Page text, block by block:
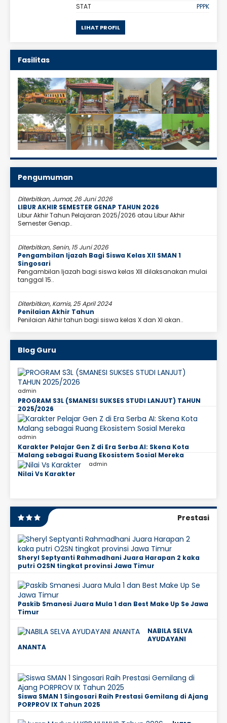
STAT
PPPK
LIHAT PROFIL
Fasilitas
Pengumuman
Diterbitkan, Jumat, 26 Juni 2026
LIBUR AKHIR SEMESTER GENAP TAHUN 2026
Libur Akhir Tahun Pelajaran 2025/2026 atau Libur Akhir
Semester Genap..
Diterbitkan, Senin, 15 Juni 2026
Pengambilan Ijazah Bagi Siswa Kelas XII SMAN 1
Singosari
Pengambilan Ijazah bagi siswa kelas XII dilaksanakan mulai
tanggal 15..
Diterbitkan, Kamis, 25 April 2024
Penilaian Akhir Tahun
Penilaian Akhir tahun bagi siswa kelas X dan XI akan..
Blog Guru
admin
PROGRAM S3L (SMANESI SUKSES STUDI LANJUT) TAHUN
2025/2026
admin
Karakter Pelajar Gen Z di Era Serba AI: Skena Kota
Malang sebagai Ruang Ekosistem Sosial Mereka
admin
Nilai Vs Karakter
Prestasi
Sheryl Septyanti Rahmadhani Juara Harapan 2 kaka
putri O2SN tingkat provinsi Jawa Timur
Paskib Smanesi Juara Mula 1 dan Best Make Up Se Jawa
Timur
NABILA SELVA
AYUDAYANI
ANANTA
Siswa SMAN 1 Singosari Raih Prestasi Gemilang di Ajang
PORPROV IX Tahun 2025